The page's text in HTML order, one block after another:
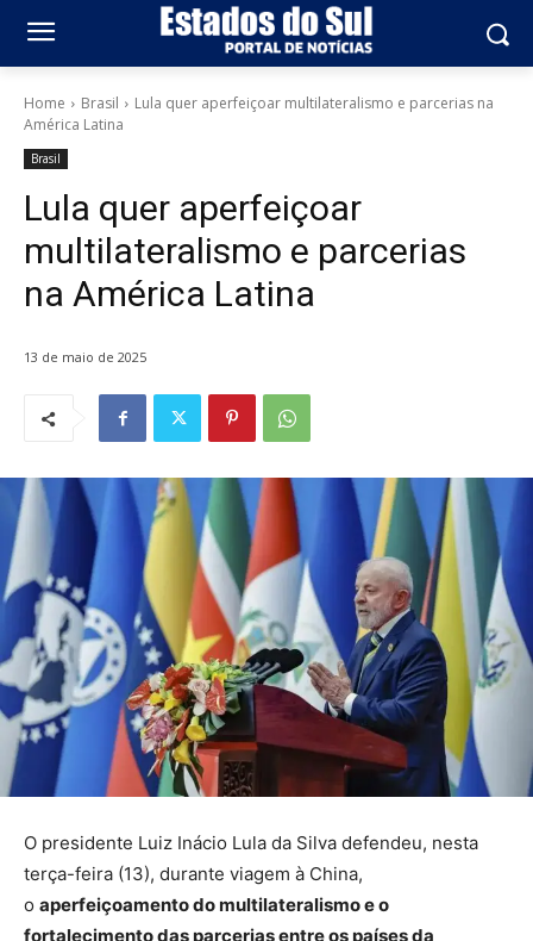
Home Brasil
Lula quer aperfeiçoar multilateralismo e parcerias na
América Latina
Brasil
Lula quer aperfeiçoar
multilateralismo e parcerias
na América Latina
13 de maio de 2025
O presidente Luiz Inácio Lula da Silva defendeu, nesta
terça-feira (13), durante viagem à China,
o aperfeiçoamento do multilateralismo e o
fortalecimento das parcerias entre os países da